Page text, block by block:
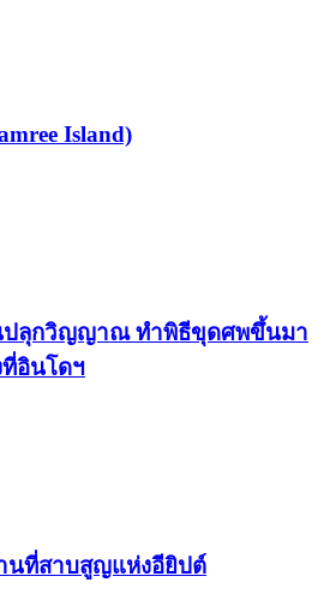
Island)
ปลุกวิญญาณ ทำพิธีขุดศพขึ้นมา
ที่อินโดฯ
นที่สาบสูญแห่งอียิปต์